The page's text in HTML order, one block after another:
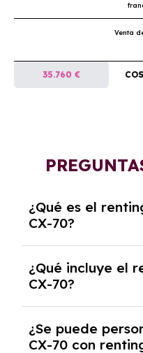
Venta
35.760 €
¿Qué es el
CX-70?
de alquiler a largo
cuota mensual fija
durante un periodo
generalmente entre
¿Qué incluye el
CX-70?
seguro a todo
reparaciones,
¿Se puede
CX-70 con